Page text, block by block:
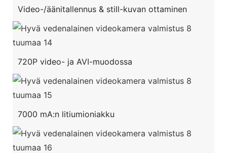
Video-/äänitallennus & still-kuvan ottaminen
720P video- ja AVI-muodossa
7000 mA:n litiumioniakku